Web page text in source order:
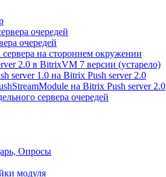
очередей
очередей
на стороннем окружении
2.0 в BitrixVM 7 версии (устарело)
server 1.0 на Bitrix Push server 2.0
на Bitrix Push server 2.0
сервера очередей
Опросы
модуля